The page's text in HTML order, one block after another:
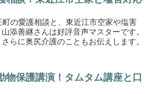
の愛護相談と、東近江市空家や塩害
添善継さんは好評音声マスターです。
らに奥尻介護のこともお伝えします。
物保護講演！タムタム講座と口